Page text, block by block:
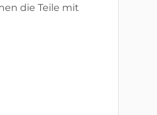
die Teile mit